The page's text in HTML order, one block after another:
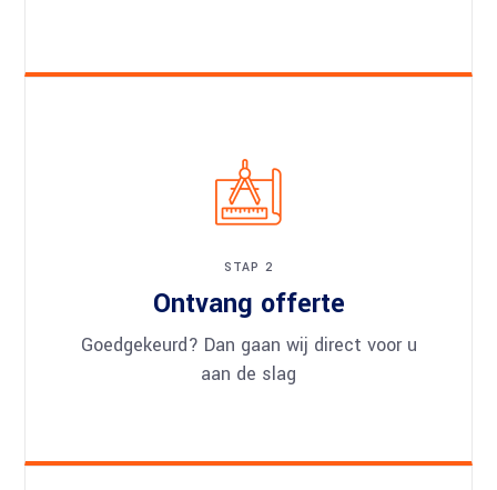
STAP 2
Ontvang offerte
Goedgekeurd? Dan gaan wij direct voor u
aan de slag